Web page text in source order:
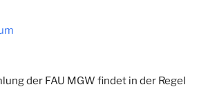
der FAU MGW findet in der Regel